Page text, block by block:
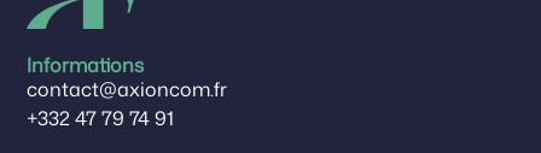
Informations
contact@axioncom.fr
+332 47 79 74 91